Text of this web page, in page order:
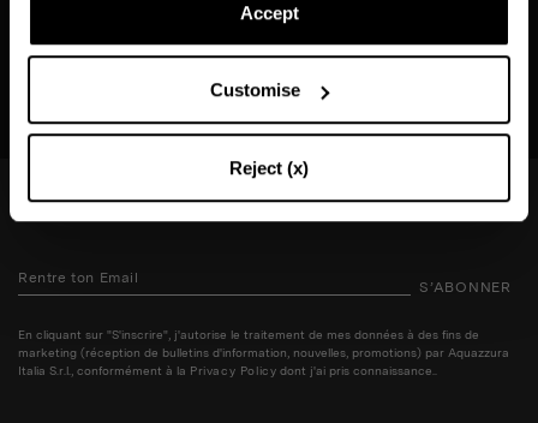
Accept
Customise
Reject (x)
CONTINUEZ À VOUS ABONNER
Trouvez une boutique près de chez vous
RESTE EN CONTACT
S’ABONNER
En cliquant sur "S'inscrire", j'autorise le traitement de mes données à des fins de
marketing (réception de bulletins d'information, nouvelles, promotions) par Aquazzura
Italia S.r.l., conformément à la Privacy Policy dont j'ai pris connaissance..